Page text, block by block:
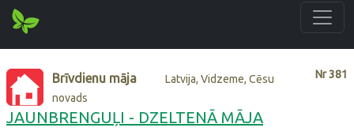
Nr381
Brīvdienu māja
Latvija, Vidzeme, Cēsu
novads
JAUNBRENGUĻI - DZELTENĀ MĀJA